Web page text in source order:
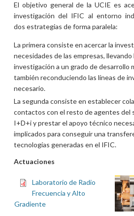
El objetivo general de la UCIE es
investigación del IFIC al entorno
dos estrategias de forma paralela:
La primera consiste en acercar la
necesidades de las empresas,
investigación a un grado de desarrollo
también reconduciendo las líneas de
necesario.
La segunda consiste en establecer
contactos con el resto de agentes del
I+D+i y prestar el apoyo técnico
implicados para conseguir una
tecnologías generadas en el IFIC.
Actuaciones
Laboratorio de Radio
Frecuencia y Alto
Gradiente